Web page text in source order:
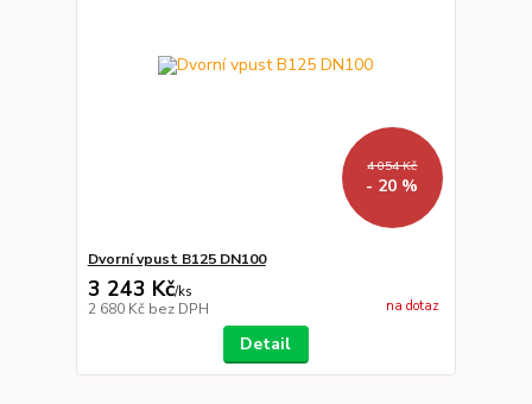
4 054 Kč
- 20 %
Dvorní vpust B125 DN100
3 243 Kč/ks
2 680 Kč bez DPH na dotaz
Detail